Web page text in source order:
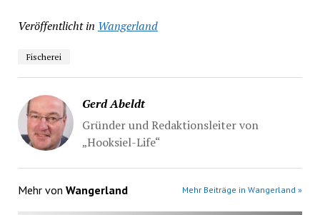
Veröffentlicht in Wangerland
Fischerei
Gerd Abeldt
Gründer und Redaktionsleiter von
„Hooksiel-Life“
Mehr von Wangerland Mehr Beiträge in Wangerland »